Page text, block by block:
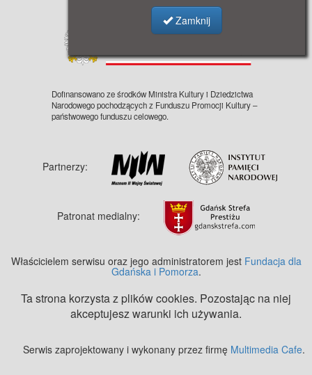
Dofinansowano ze środków Ministra Kultury i Dziedzictwa
Narodowego pochodzących z Funduszu Promocji Kultury –
państwowego funduszu celowego.
Partnerzy:
Patronat medialny:
Właścicielem serwisu oraz jego administratorem jest Fundacja dla
Gdańska i Pomorza.
Ta strona korzysta z plików cookies. Pozostając na niej
akceptujesz warunki ich używania.
Serwis zaprojektowany i wykonany przez firmę Multimedia Cafe.
Zamknij